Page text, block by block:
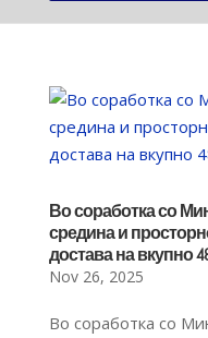
Во соработка со
средина и
достава на вкупно
Nov 26, 2025
Во соработка со